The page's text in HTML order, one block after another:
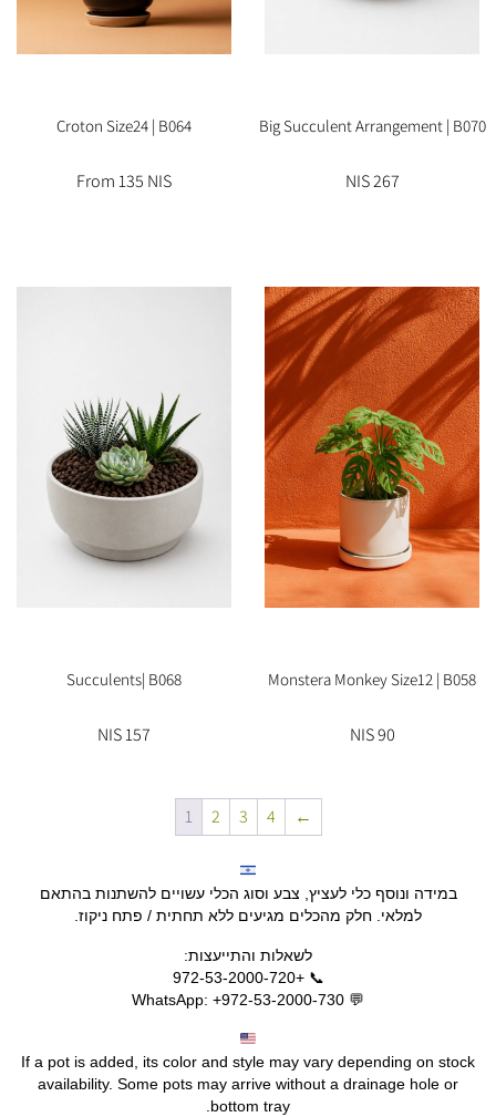
Big Succulent Arrangement | B070
267 NIS
Croton Size24 | B064
From 135 NIS
Monstera Monkey Size12 | B058
90 NIS
Succulents| B068
157 NIS
1 2 3 4 ←
במידה ונוסף כלי לעציץ, צבע וסוג הכלי עשויים להשתנות בהתאם
למלאי. חלק מהכלים מגיעים ללא תחתית / פתח ניקוז.
לשאלות והתייעצות:
📞 +972-53-2000-720
💬 WhatsApp: +972-53-2000-730
If a pot is added, its color and style may vary depending on stock
availability. Some pots may arrive without a drainage hole or
bottom tray.